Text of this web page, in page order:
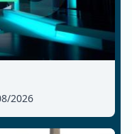
2026